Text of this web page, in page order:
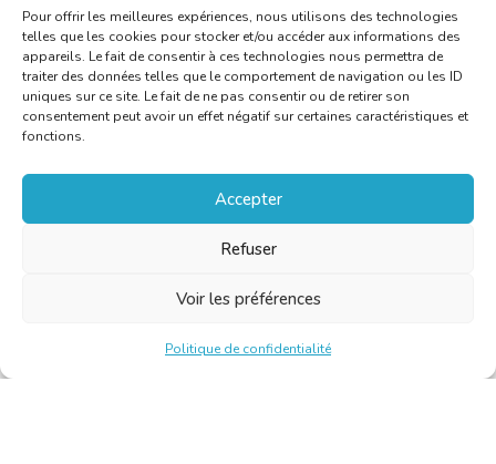
Pour offrir les meilleures expériences, nous utilisons des technologies
telles que les cookies pour stocker et/ou accéder aux informations des
appareils. Le fait de consentir à ces technologies nous permettra de
traiter des données telles que le comportement de navigation ou les ID
uniques sur ce site. Le fait de ne pas consentir ou de retirer son
consentement peut avoir un effet négatif sur certaines caractéristiques et
fonctions.
Accepter
Refuser
Voir les préférences
Politique de confidentialité